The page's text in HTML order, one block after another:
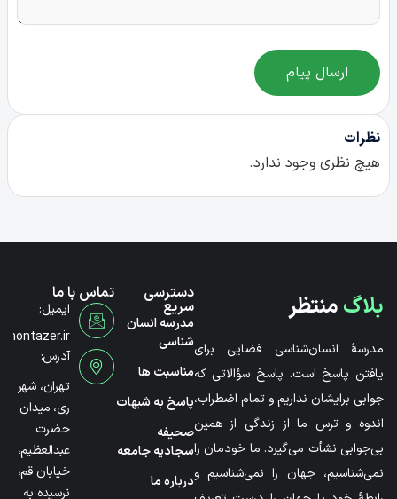
ارسال پیام
نظرات
هیچ نظری وجود ندارد.
بلاگمنتظر
مدرسۀ انسان‌شناسی فضایی برای
یافتن پاسخ است. پاسخ سؤالاتی که
جوابی برایشان نداریم و تمام اضطراب،
اندوه و ترس ما از زندگی از همین
بی‌جوابی نشأت می‌گیرد. ما خودمان را
نمی‌شناسیم، جهان را نمی‌شناسیم و
دسترسی
سریع
مدرسه انسان
شناسی
مناسبت ها
پاسخ به شبهات
صحیفه
سجادیه جامعه
درباره ما
تماس با ما
ایمیل:
آدرس:
تهران، شهر
ری، میدان
حضرت
عبدالعظیم،
خیابان قم،
نرسیده به